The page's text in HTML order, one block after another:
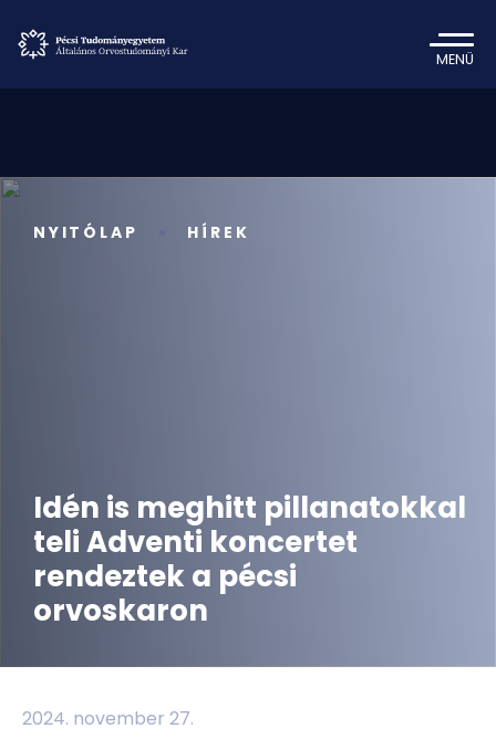
MENÜ
NYITÓLAP HÍREK
Idén is meghitt pillanatokkal
teli Adventi koncertet
rendeztek a pécsi
orvoskaron
2024. november 27.